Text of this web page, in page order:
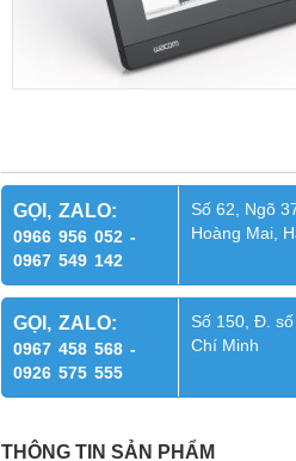
GỌI, ZALO:
0966 956 052 -
0967 549 142
Số 62, Ngõ
Hoàng Mai,
GỌI, ZALO:
0967 458 568 -
0926 575 555
Số 150, Đ.
Chí Minh
THÔNG TIN SẢN PHẨM